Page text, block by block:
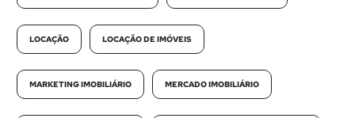
LOCAÇÃO LOCAÇÃO DE IMÓVEIS
MARKETING IMOBILIÁRIO MERCADO IMOBILIÁRIO